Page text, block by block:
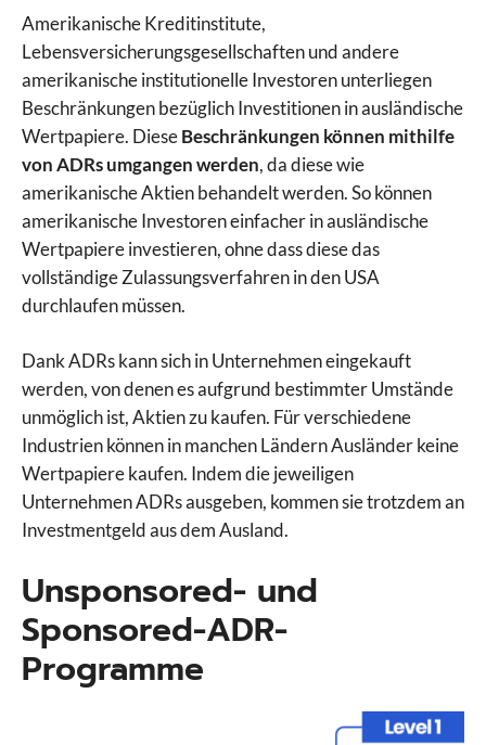
Amerikanische Kreditinstitute,
Lebensversicherungsgesellschaften und andere
amerikanische institutionelle Investoren unterliegen
Beschränkungen bezüglich Investitionen in ausländische
Wertpapiere. DieseBeschränkungen können mithilfe
von ADRs umgangen werden, da diese wie
amerikanische Aktien behandelt werden. So können
amerikanische Investoren einfacher in ausländische
Wertpapiere investieren, ohne dass diese das
vollständige Zulassungsverfahren in den USA
durchlaufen müssen.
Dank ADRs kann sich in Unternehmen eingekauft
werden, von denen es aufgrund bestimmter Umstände
unmöglich ist, Aktien zu kaufen. Für verschiedene
Industrien können in manchen Ländern Ausländer keine
Wertpapiere kaufen. Indem die jeweiligen
Unternehmen ADRs ausgeben, kommen sie trotzdem an
Investmentgeld aus dem Ausland.
Unsponsored- und
Sponsored-ADR-
Programme